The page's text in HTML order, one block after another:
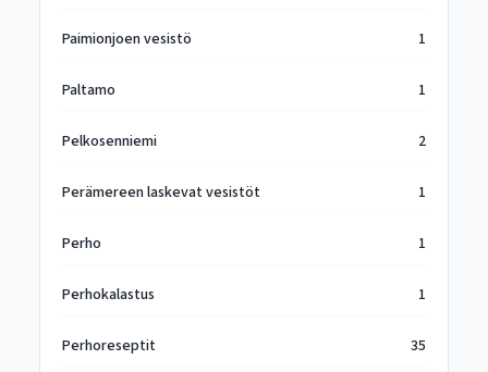
Paimionjoen vesistö 1
Paltamo 1
Pelkosenniemi 2
Perämereen laskevat vesistöt 1
Perho 1
Perhokalastus 1
Perhoreseptit 35